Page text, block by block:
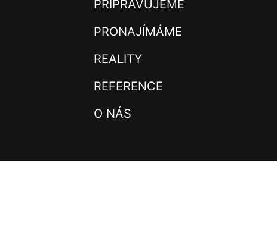
PŘIPRAVUJEME
PRONAJÍMÁME
REALITY
REFERENCE
O NÁS